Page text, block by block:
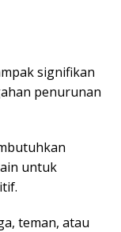
signifikan
penurunan
untuk
teman, atau